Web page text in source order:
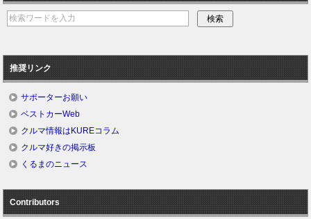
推奨リンク
サポーターお願い
ベストカーWeb
クルマ情報はKUREコラム
クルマ好きの掲示板
くるまのニュース
Contributors